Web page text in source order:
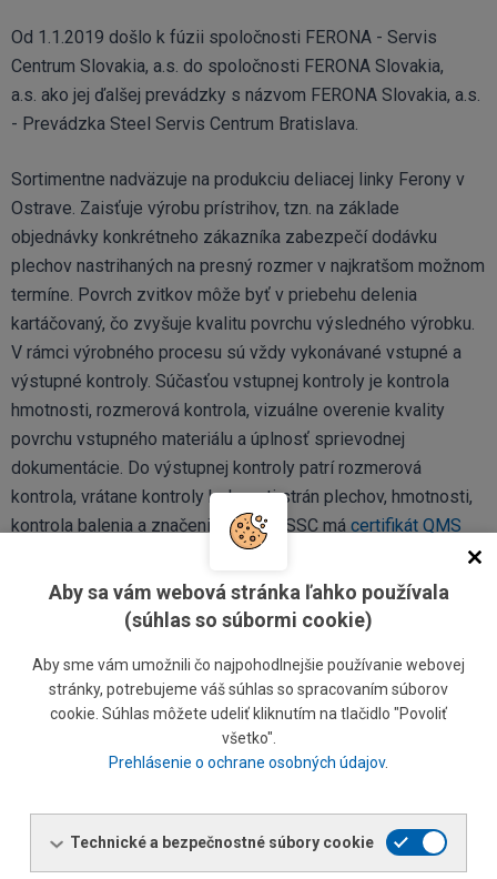
Od 1.1.2019 došlo k fúzii spoločnosti FERONA - Servis
Centrum Slovakia, a.s. do spoločnosti FERONA Slovakia,
a.s. ako jej ďalšej prevádzky s názvom FERONA Slovakia, a.s.
- Prevádzka Steel Servis Centrum Bratislava.
Sortimentne nadväzuje na produkciu deliacej linky Ferony v
Ostrave. Zaisťuje výrobu prístrihov, tzn. na základe
objednávky konkrétneho zákazníka zabezpečí dodávku
plechov nastrihaných na presný rozmer v najkratšom možnom
termíne. Povrch zvitkov môže byť v priebehu delenia
kartáčovaný, čo zvyšuje kvalitu povrchu výsledného výrobku.
V rámci výrobného procesu sú vždy vykonávané vstupné a
výstupné kontroly. Súčasťou vstupnej kontroly je kontrola
hmotnosti, rozmerová kontrola, vizuálne overenie kvality
povrchu vstupného materiálu a úplnosť sprievodnej
dokumentácie. Do výstupnej kontroly patrí rozmerová
kontrola, vrátane kontroly kolmosti strán plechov, hmotnosti,
kontrola balenia a značenia. Ferona SSC má certifikát QMS
HLAVNÉ TECHNICKÉ PARAMETRE
POPR. MORENÝ OCEĽOVÝ PÁS
HRÚBKA [MM] HRANICA PEVNOSTI [MPA] HRANICA KLZU [MPA]
max. 800 max. 600
Aby sa vám webová stránka ľahko používala
(súhlas so súbormi cookie)
Aby sme vám umožnili čo najpohodlnejšie používanie webovej
stránky, potrebujeme váš súhlas so spracovaním súborov
cookie. Súhlas môžete udeliť kliknutím na tlačidlo "Povoliť
všetko".
Prehlásenie o ochrane osobných údajov.
Technické a bezpečnostné súbory cookie